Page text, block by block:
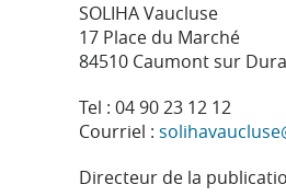
SOLIHA Vaucluse
17 Place du Marché
84510 Caumont sur
Tel : 04 90 23 12 12
Courriel :
Directeur de la